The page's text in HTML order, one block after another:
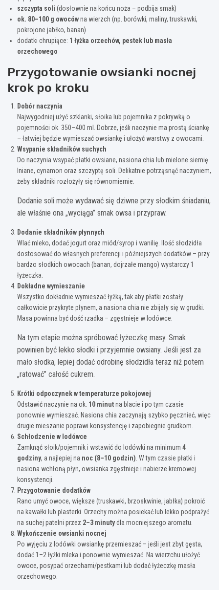
szczypta soli (dosłownie na końcu noża – podbija smak)
ok. 80–100 g owocówna wierzch (np. borówki, maliny, truskawki,
pokrojone jabłko, banan)
dodatki chrupiące: 1 łyżka orzechów, pestek lub masła
orzechowego
Przygotowanie owsianki nocnej
krok po kroku
Dobór naczynia
Najwygodniej użyć szklanki, słoika lub pojemnika z pokrywką o
pojemności ok. 350–400 ml. Dobrze, jeśli naczynie ma prostą ściankę
– łatwiej będzie wymieszać owsiankę i ułożyć warstwy z owocami.
Wsypanie składników suchych
Do naczynia wsypać płatki owsiane, nasiona chia lub mielone siemię
lniane, cynamon oraz szczyptę soli. Delikatnie potrząsnąć naczyniem,
żeby składniki rozłożyły się równomiernie.
Dodanie soli może wydawać się dziwne przy słodkim śniadaniu,
ale właśnie ona „wyciąga” smak owsa i przypraw.
Dodanie składników płynnych
Wlać mleko, dodać jogurt oraz miód/syrop i wanilię. Ilość słodzidła
dostosować do własnych preferencji i późniejszych dodatków – przy
bardzo słodkich owocach (banan, dojrzałe mango) wystarczy 1
łyżeczka.
Dokładne wymieszanie
Wszystko dokładnie wymieszać łyżką, tak aby płatki zostały
całkowicie przykryte płynem, a nasiona chia nie zbijały się w grudki.
Masa powinna być dość rzadka – zgęstnieje w lodówce.
Na tym etapie można spróbować łyżeczkę masy. Smak
powinien być lekko słodki i przyjemnie owsiany. Jeśli jest za
mało słodka, lepiej dodać odrobinę słodzidła teraz niż potem
„ratować” całość cukrem.
Krótki odpoczynek w temperaturze pokojowej
Odstawić naczynie na ok. 10 minutna blacie i po tym czasie
ponownie wymieszać. Nasiona chia zaczynają szybko pęcznieć, więc
drugie mieszanie poprawi konsystencję i zapobiegnie grudkom.
Schłodzenie w lodówce
Zamknąć słoik/pojemnik i wstawić do lodówki na minimum 4
godziny, a najlepiej na noc (8–10 godzin) . W tym czasie płatki i
nasiona wchłoną płyn, owsianka zgęstnieje i nabierze kremowej
konsystencji.
Przygotowanie dodatków
Rano umyć owoce, większe (truskawki, brzoskwinie, jabłka) pokroić
na kawałki lub plasterki. Orzechy można posiekać lub lekko podprażyć
na suchej patelni przez 2–3 minutydla mocniejszego aromatu.
Wykończenie owsianki nocnej
Po wyjęciu z lodówki owsiankę przemieszać – jeśli jest zbyt gęsta,
dodać 1–2 łyżki mleka i ponownie wymieszać. Na wierzchu ułożyć
owoce, posypać orzechami/pestkami lub dodać łyżeczkę masła
orzechowego.